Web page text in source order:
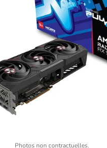
Photos non contractuelles.